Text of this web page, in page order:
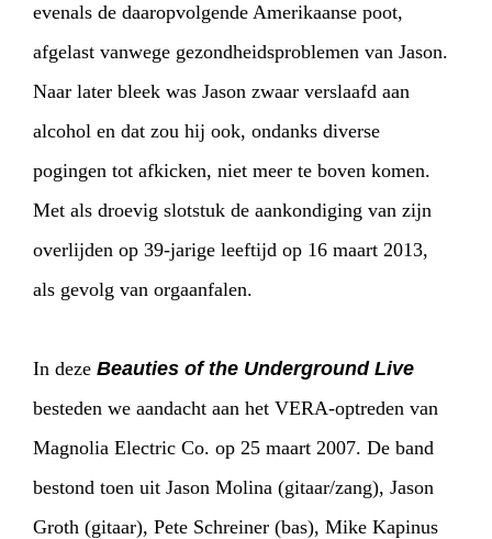
evenals de daaropvolgende Amerikaanse poot,
afgelast vanwege gezondheidsproblemen van Jason.
Naar later bleek was Jason zwaar verslaafd aan
alcohol en dat zou hij ook, ondanks diverse
pogingen tot afkicken, niet meer te boven komen.
Met als droevig slotstuk de aankondiging van zijn
overlijden op 39-jarige leeftijd op 16 maart 2013,
als gevolg van orgaanfalen.
In deze Beauties of the Underground Live
besteden we aandacht aan het VERA-optreden van
Magnolia Electric Co. op 25 maart 2007. De band
bestond toen uit Jason Molina (gitaar/zang), Jason
Groth (gitaar), Pete Schreiner (bas), Mike Kapinus